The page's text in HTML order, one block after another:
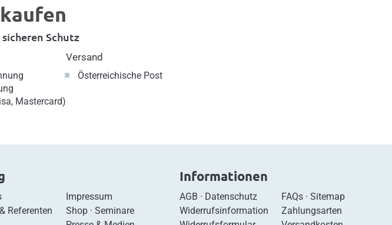
Schutz
Mastercard)
Versand
Österreichische Post
Referenten
Impressum
Shop ·Seminare
Informationen
AGB · Datenschutz
Widerrufsinformation
FAQs· Sitemap
Zahlungsarten